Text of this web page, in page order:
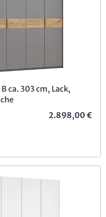
ca. 303 cm, Lack,
2.898,00 €